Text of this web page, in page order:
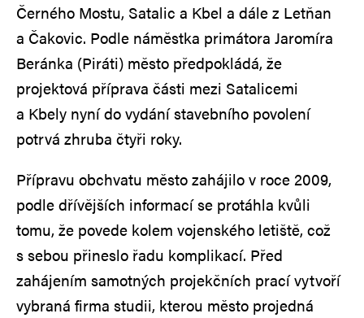
Černého Mostu, Satalic a Kbel a dále z Letňan
a Čakovic. Podle náměstka primátora Jaromíra
Beránka (Piráti) město předpokládá, že
projektová příprava části mezi Satalicemi
a Kbely nyní do vydání stavebního povolení
potrvá zhruba čtyři roky.
Přípravu obchvatu město zahájilo v roce 2009,
podle dřívějších informací se protáhla kvůli
tomu, že povede kolem vojenského letiště, což
s sebou přineslo řadu komplikací. Před
zahájením samotných projekčních prací vytvoří
vybraná firma studii, kterou město projedná